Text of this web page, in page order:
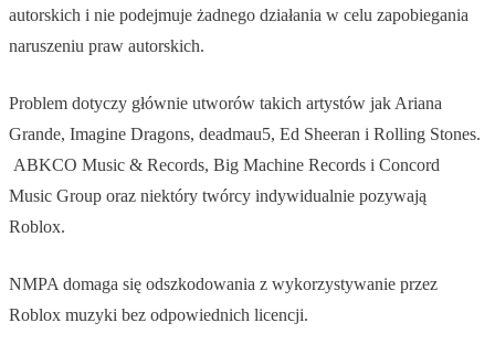
autorskich i nie podejmuje żadnego działania w celu zapobiegania
naruszeniu praw autorskich.
Problem dotyczy głównie utworów takich artystów jak Ariana
Grande, Imagine Dragons, deadmau5, Ed Sheeran i Rolling Stones.
ABKCO Music & Records, Big Machine Records i Concord
Music Group oraz niektóry twórcy indywidualnie pozywają
Roblox.
NMPA domaga się odszkodowania z wykorzystywanie przez
Roblox muzyki bez odpowiednich licencji.